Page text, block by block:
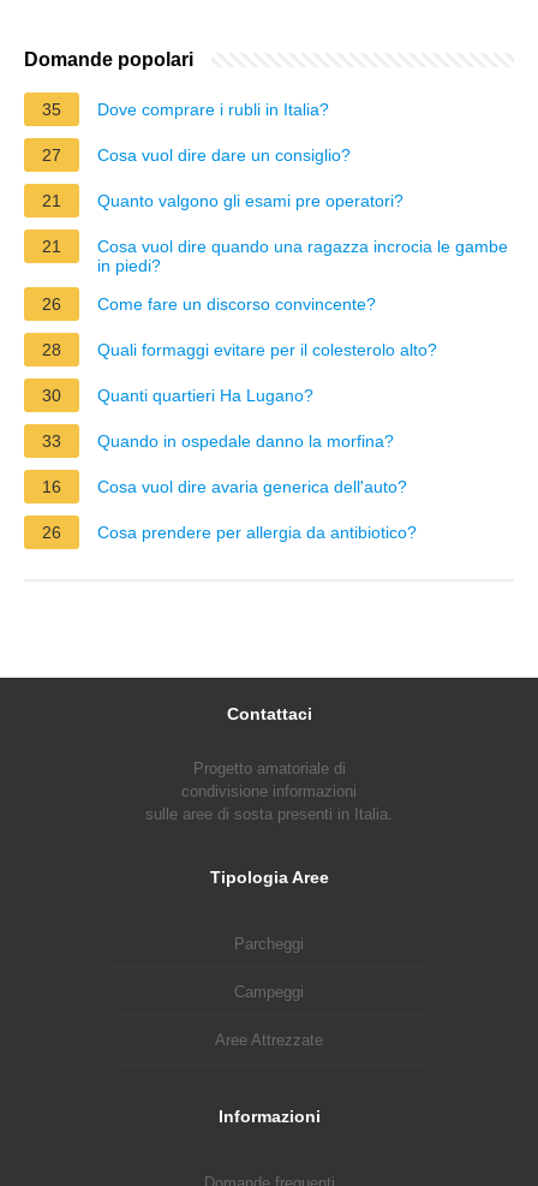
Domande popolari
35 Dove comprare i rubli in Italia?
27 Cosa vuol dire dare un consiglio?
21 Quanto valgono gli esami pre operatori?
21
Cosa vuol dire quando una ragazza incrocia le gambe
in piedi?
26
Come fare un discorso convincente?
28 Quali formaggi evitare per il colesterolo alto?
30 Quanti quartieri Ha Lugano?
33 Quando in ospedale danno la morfina?
16 Cosa vuol dire avaria generica dell'auto?
26 Cosa prendere per allergia da antibiotico?
Contattaci
Progetto amatoriale di
condivisione informazioni
sulle aree di sosta presenti in Italia.
Tipologia Aree
Parcheggi
Campeggi
Aree Attrezzate
Informazioni
Domande frequenti